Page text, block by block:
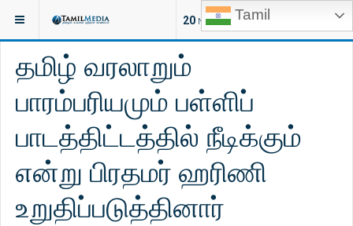
Tamil
20 NEW ARTICLES
இருக்குமிடம்: செய்திகள்
தமிழ் வரலாறும்
பாரம்பரியமும் பள்ளிப்
பாடத்திட்டத்தில் நீடிக்கும்
என்று பிரதமர் ஹரிணி
உறுதிப்படுத்தினார்